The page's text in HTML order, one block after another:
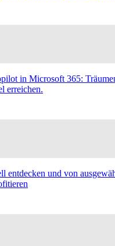
in Microsoft 365:
erreichen.
entdecken und von